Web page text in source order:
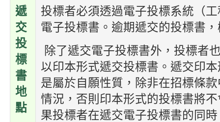
遞
交
投
標
書
地
點
投標者必須透過電子投標系統（
電子投標書。逾期遞交的投標書
除了遞交電子投標書外，投標者
以印本形式遞交投標書。遞交印
是屬於自願性質，除非在招標條
情況，否則印本形式的投標書將
果投標者在遞交電子投標書的同